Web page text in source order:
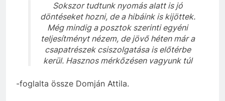
Sokszor tudtunk nyomás alatt is jó
döntéseket hozni, de a hibáink is kijöttek.
Még mindig a posztok szerinti egyéni
teljesítményt nézem, de jövő héten már a
csapatrészek csiszolgatása is előtérbe
kerül. Hasznos mérkőzésen vagyunk túl
-foglalta össze Domján Attila.